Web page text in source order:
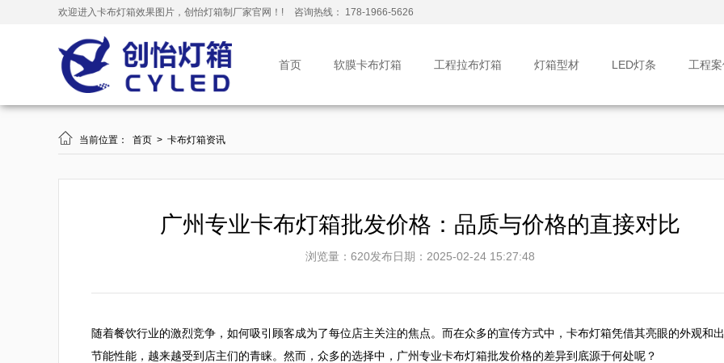
欢迎进入卡布灯箱效果图片，创怡灯箱制厂家官网！! 咨询热线： 178-1966-5626
首页 软膜卡布灯箱 工程拉布灯箱 灯箱型材 LED灯条 工程
 当前位置： 首页 > 卡布灯箱资讯
广州专业卡布灯箱批发价格：品质与价格的直接对比
浏览量：620发布日期：2025-02-24 15:27:48
随着餐饮行业的激烈竞争，如何吸引顾客成为了每位店主关注的焦点。而在众多的宣传方式中，卡布灯箱凭借其亮眼的外观和
节能性能，越来越受到店主们的青睐。然而，众多的选择中，广州专业卡布灯箱批发价格的差异到底源于何处呢？